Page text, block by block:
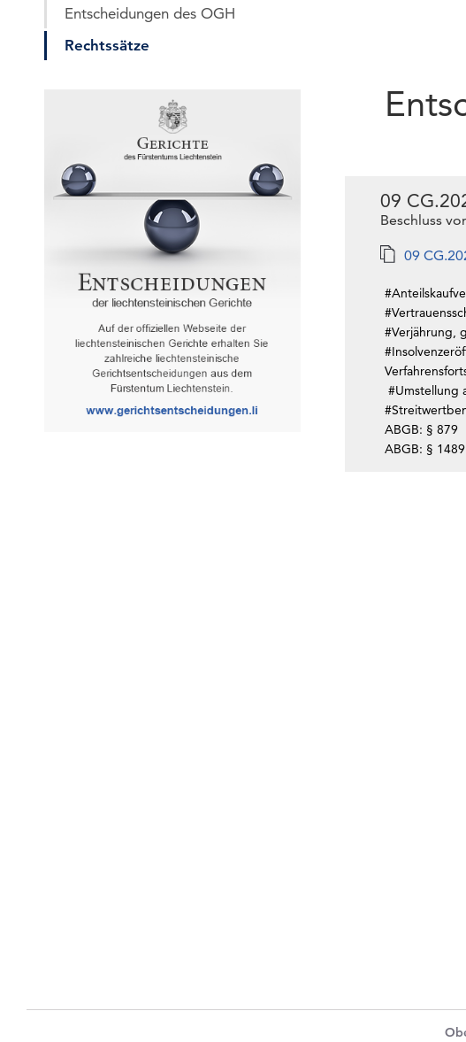
Entscheidungen des OGH
Rechtssätze
09
Beschluss
09
#Verjährung,
#Umstellung
ABGB: § 879
ABGB: § 1489